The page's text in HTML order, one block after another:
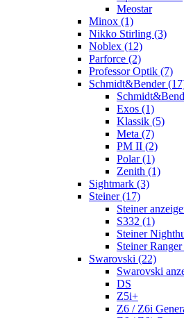
Meostar
Minox (1)
Nikko Stirling (3)
Noblex (12)
Parforce (2)
Professor Optik (7)
Schmidt&Bender
Exos (1)
Klassik (5)
Meta (7)
PM II (2)
Polar (1)
Zenith (1)
Sightmark (3)
Steiner (17)
Steiner
S332 (1)
Steiner
Steiner
Swarovski (22)
Swarovski
DS
Z5i+
Z6 / Z6i